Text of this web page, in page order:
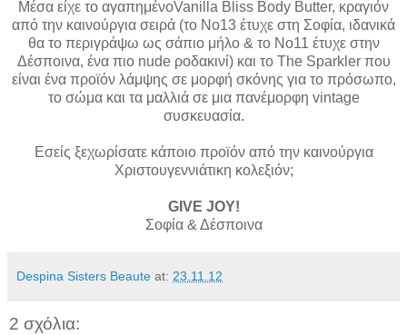
Μέσα είχε το αγαπημένοVanilla Bliss Body Butter, κραγιόν
από την καινούργια σειρά (το No13 έτυχε στη Σοφία, ιδανικά
θα το περιγράψω ως σάπιο μήλο & το No11 έτυχε στην
Δέσποινα, ένα πιο nude ροδακινί) και το The Sparkler που
είναι ένα προϊόν λάμψης σε μορφή σκόνης για το πρόσωπο,
το σώμα και τα μαλλιά σε μια πανέμορφη vintage
συσκευασία.
Εσείς ξεχωρίσατε κάποιο προϊόν από την καινούργια
Χριστουγεννιάτικη κολεξιόν;
GIVE JOΥ!
Σοφία & Δέσποινα
Despina Sisters Beaute at: 23.11.12
2 σχόλια: